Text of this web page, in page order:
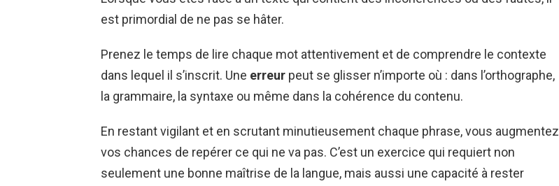
est primordial de ne pas se hâter.
Prenez le temps de lire chaque mot attentivement et de comprendre le contexte
dans lequel il s’inscrit. Une erreur peut se glisser n’importe où : dans l’orthographe,
la grammaire, la syntaxe ou même dans la cohérence du contenu.
En restant vigilant et en scrutant minutieusement chaque phrase, vous augmentez
vos chances de repérer ce qui ne va pas. C’est un exercice qui requiert non
seulement une bonne maîtrise de la langue, mais aussi une capacité à rester